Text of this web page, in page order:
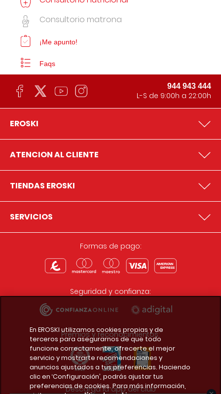
Consultorio matrona
¡Me apunto!
Faqs
944 943 444
L-S de 9:00h a 22:00h
EROSKI
ATENCION AL CLIENTE
TIENDAS EROSKI
SERVICIOS
Formas de pago:
Seguridad y confianza:
Premios y reconocimientos:
Descarga la app del club
En EROSKI utilizamos cookies propias y de
terceros para asegurarnos de que todo
funcione correctamente, ofrecerte el mejor
servicio y mostrarte recomendaciones y
anuncios ajustados a tus preferencias. Haciendo
clic en ‘Configuración’, podrás ajustar tus
preferencias de cookies. Para más información,